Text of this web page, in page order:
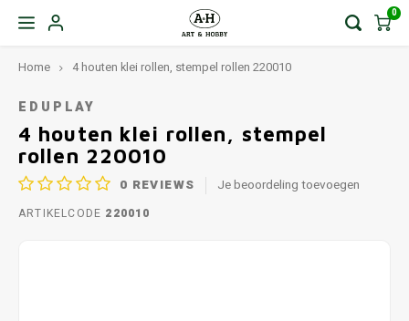
0
Home 4 houten klei rollen, stempel rollen 220010
EDUPLAY
4 houten klei rollen, stempel
rollen 220010
0 REVIEWS Je beoordeling toevoegen
ARTIKELCODE 220010